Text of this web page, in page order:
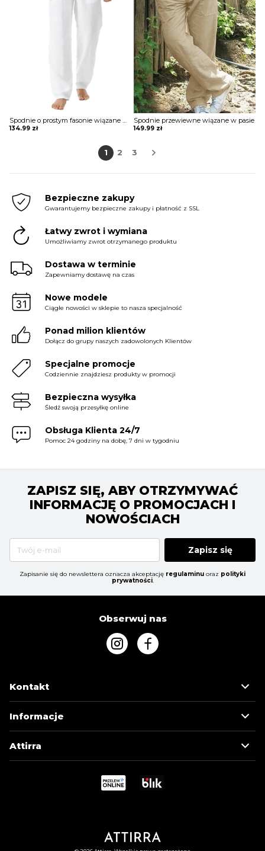
Spodnie o prostym fasonie wiązane w pasie
134.99 zł
Spodnie przewiewne wiązane w pasie
149.99 zł
1 2 3
Bezpieczne zakupy
Gwarantujemy bezpieczne zakupy i płatność z SSL
Łatwy zwrot i wymiana
Umożliwiamy zwrot otrzymanego produktu
Dostawa w terminie
Zapewniamy dostawę na czas
Nowe modele
Ciągłe nowości w sklepie to nasza specjalność
Ponad milion klientów
Dołącz do grupy naszych zadowolonych Klientów
Specjalne promocje
Codziennie znajdziesz produkty w promocji
Bezpieczna wysyłka
Śledź swoją przesyłkę online
Obsługa Klienta 24/7
Pomoc 24 godziny na dobę, 7 dni w tygodniu
ZAPISZ SIĘ, ABY OTRZYMYWAĆ
INFORMACJĘ O PROMOCJACH I
NOWOŚCIACH
Zapisz się
Zapisanie się do newslettera oznacza akceptację regulaminu oraz polityki
prywatności.
Obserwuj nas
Kontakt
Informacje
Attirra